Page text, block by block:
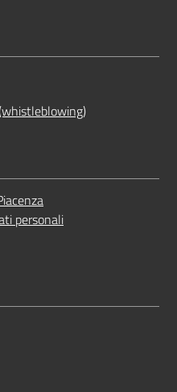
personali